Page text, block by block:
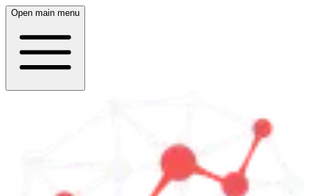
Open main menu